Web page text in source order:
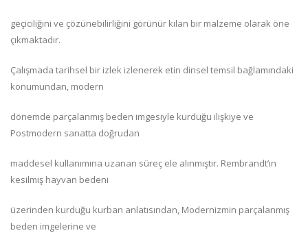
geçiciliğini ve çözünebilirliğini görünür kılan bir malzeme olarak öne
çıkmaktadır.
Çalışmada tarihsel bir izlek izlenerek etin dinsel temsil bağlamındaki
konumundan, modern
dönemde parçalanmış beden imgesiyle kurduğu ilişkiye ve
Postmodern sanatta doğrudan
maddesel kullanımına uzanan süreç ele alınmıştır. Rembrandt’ın
kesilmiş hayvan bedeni
üzerinden kurduğu kurban anlatısından, Modernizmin parçalanmış
beden imgelerine ve